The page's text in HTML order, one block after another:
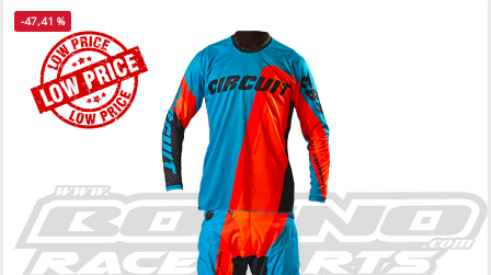
-47,41 %